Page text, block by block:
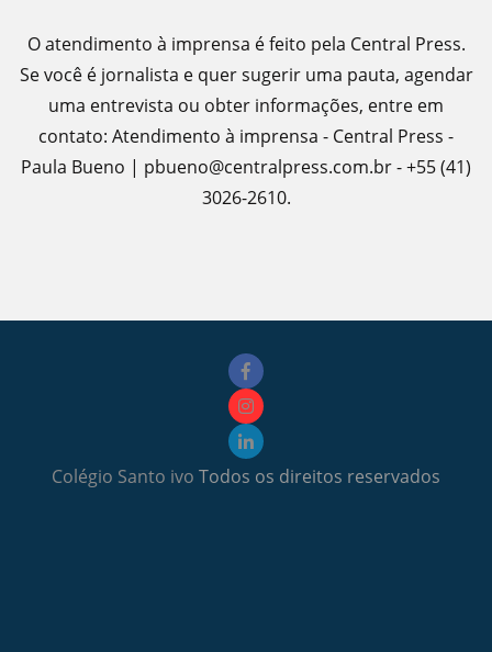
O atendimento à imprensa é feito pela Central Press.
Se você é jornalista e quer sugerir uma pauta, agendar
uma entrevista ou obter informações, entre em
contato: Atendimento à imprensa - Central Press -
Paula Bueno | pbueno@centralpress.com.br - +55 (41)
3026-2610.
Colégio Santo ivo Todos os direitos reservados